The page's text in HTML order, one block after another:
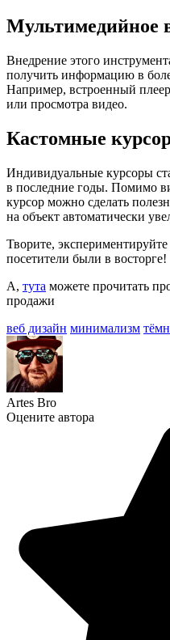
Мультимедийное
Внедрение этого
получить информацию в
Например, встроенный
или просмотра видео.
Кастомные
Индивидуальные курсоры
в последние годы. Помимо
курсор можно сделать
на объект автоматически
Творите,
посетители были в восторге!
А, тута можете прочитать
продажи
веб дизайн минимализм
Artes Bro
Оцените автора